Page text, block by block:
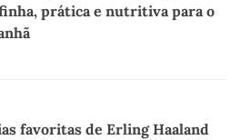
prática e nutritiva para o
favoritas de Erling Haaland